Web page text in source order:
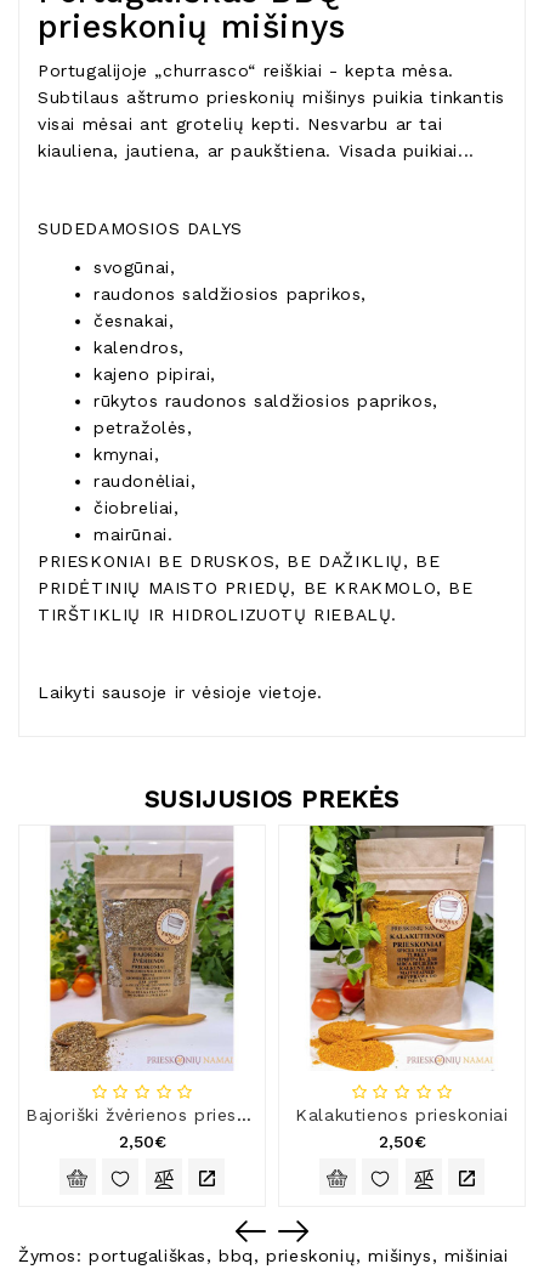
prieskonių mišinys
Portugalijoje „churrasco“ reiškiai - kepta mėsa.
Subtilaus aštrumo prieskonių mišinys puikia tinkantis
visai mėsai ant grotelių kepti. Nesvarbu ar tai
kiauliena, jautiena, ar paukštiena. Visada puikiai...
SUDEDAMOSIOS DALYS
svogūnai,
raudonos saldžiosios paprikos,
česnakai,
kalendros,
kajeno pipirai,
rūkytos raudonos saldžiosios paprikos,
petražolės,
kmynai,
raudonėliai,
čiobreliai,
mairūnai.
PRIESKONIAI BE DRUSKOS, BE DAŽIKLIŲ, BE
PRIDĖTINIŲ MAISTO PRIEDŲ, BE KRAKMOLO, BE
TIRŠTIKLIŲ IR HIDROLIZUOTŲ RIEBALŲ.
Laikyti sausoje ir vėsioje vietoje.
SUSIJUSIOS PREKĖS
Bajoriški žvėrienos prieskoniai
2,50€
Kalakutienos prieskoniai
2,50€
Žymos:portugališkas,bbq,prieskonių,mišinys, mišiniai